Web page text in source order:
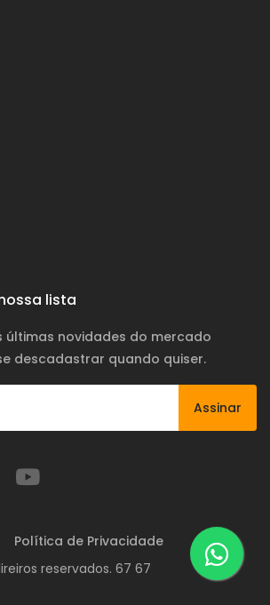
lista
últimas novidades do mercado
descadastrar quando quiser.
Assinar
Política de Privacidade
reservados. 67 67